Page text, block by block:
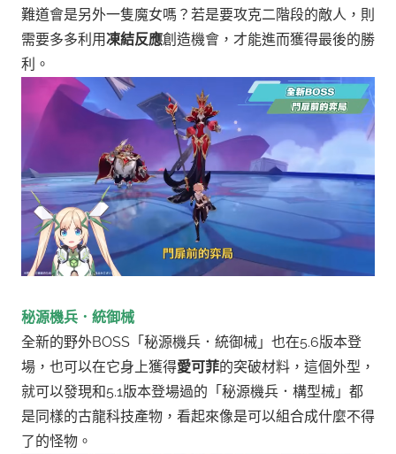
難道會是另外一隻魔女嗎？ 若是要攻克二階段的敵人，則
需要多多利用凍結反應創造機會，才能進而獲得最後的勝
利。
秘源機兵．統御械
全新的野外BOSS「秘源機兵．統御械」也在5.6版本登
場，也可以在它身上獲得愛可菲的突破材料，這個外型，
就可以發現和5.1版本登場過的「秘源機兵．構型械」都
是同樣的古龍科技產物，看起來像是可以組合成什麼不得
了的怪物。